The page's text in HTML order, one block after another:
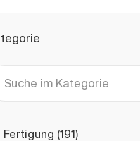
im Kategorie
Fertigung (191)